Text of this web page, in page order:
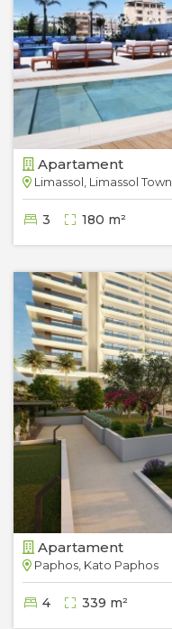
Apartament
Limassol, Limassol Town
3 180 m²
Apartament
Paphos, Kato Paphos
4 339 m²